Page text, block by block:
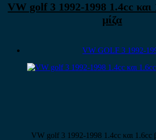
VW golf 3 1992-1998 1.4cc και
μίζα
VW GOLF 3 1992-
VW golf 3 1992-1998 1.4cc και 1.6cc